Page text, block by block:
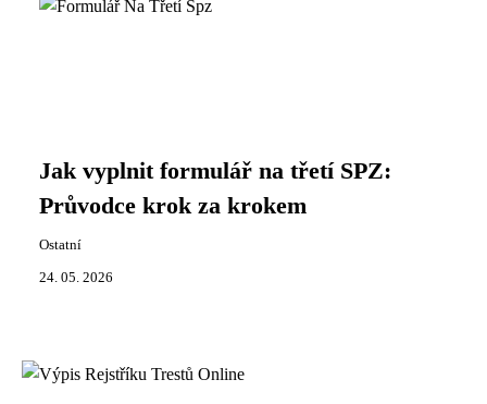
Jak vyplnit formulář na třetí SPZ:
Průvodce krok za krokem
Ostatní
24. 05. 2026